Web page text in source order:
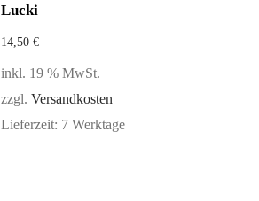
Lucki
14,50 €
inkl. 19 % MwSt.
zzgl. Versandkosten
Lieferzeit: 7 Werktage